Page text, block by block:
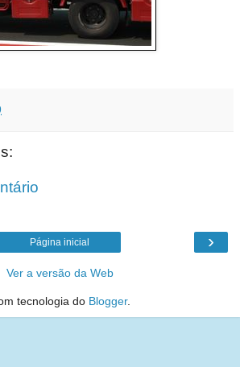
›
Página inicial
Ver a versão da Web
tecnologia do Blogger.